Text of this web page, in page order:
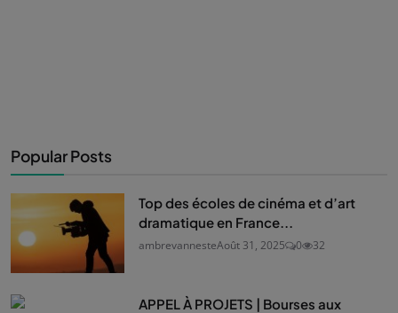
Popular Posts
Top des écoles de cinéma et d’art
dramatique en France...
ambrevannesteAoût 31, 2025 0 32
APPEL À PROJETS | Bourses aux